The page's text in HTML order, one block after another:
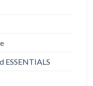
ESSENTIALS